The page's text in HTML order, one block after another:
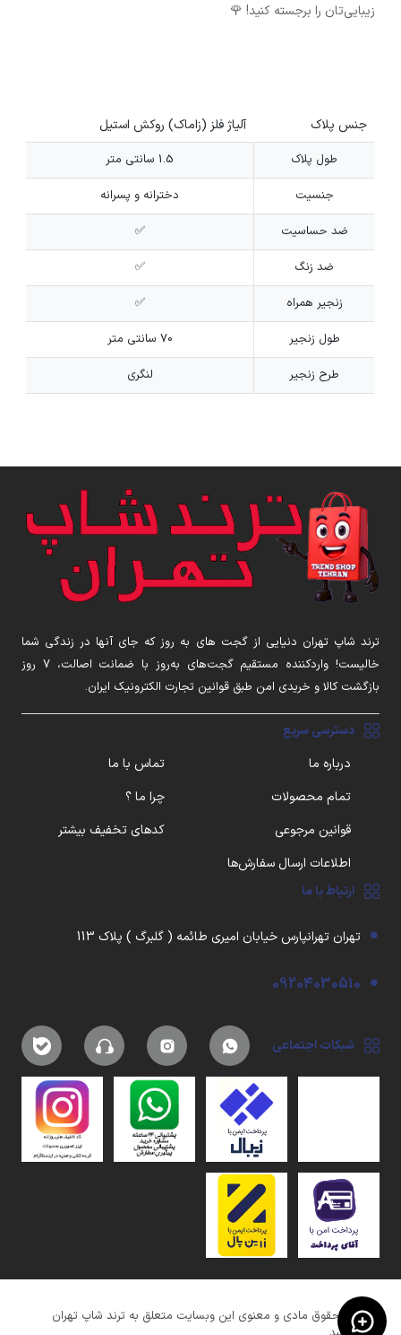
زیبایی‌تان را برجسته کنید! 🌹
جنس پلاک آلیاژ فلز (زاماک) روکش استیل
طول پلاک
1.5 سانتی متر
جنسیت
دخترانه و پسرانه
ضد حساسیت
✅
ضد زنگ
✅
زنجیر همراه
✅
طول زنجیر
70 سانتی متر
طرح زنجیر
لنگری
ترند شاپ تهران دنیایی از گجت های به روز که جای آنها در زندگی شما
خالیست! واردکننده مستقیم گجت‌های به‌روز با ضمانت اصالت، ۷ روز
بازگشت کالا و خریدی امن طبق قوانین تجارت الکترونیک ایران.
دسترسی سریع
درباره ما
تماس با ما
تمام محصولات
چرا ما ؟
قوانین مرجوعی
کدهای تخفیف بیشتر
اطلاعات ارسال سفارش‌ها
ارتباط با ما
تهران تهرانپارس خیابان امیری طائمه ( گلبرگ ) پلاک 113
09204030510
شبکات اجتماعی
کلیه حقوق مادی و معنوی این وبسایت متعلق به ترند شاپ تهران